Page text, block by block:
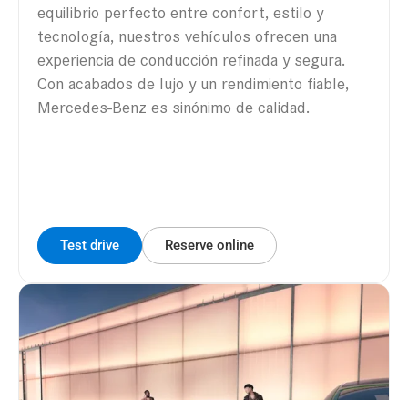
equilibrio perfecto entre confort, estilo y
tecnología, nuestros vehículos ofrecen una
experiencia de conducción refinada y segura.
Con acabados de lujo y un rendimiento fiable,
Mercedes-Benz es sinónimo de calidad.
Test drive Reserve online